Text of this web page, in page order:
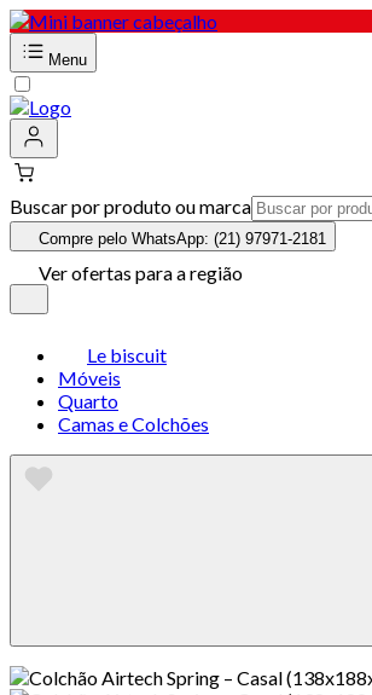
Menu
Buscar por produto ou marca
Compre pelo WhatsApp: (21) 97971-2181
Ver ofertas para a região
Le biscuit
Móveis
Quarto
Camas e Colchões